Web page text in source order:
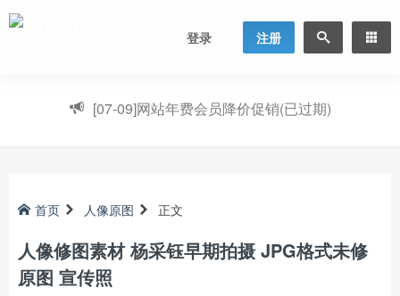
登录 注册
首页 人像原图 正文
人像修图素材 杨采钰早期拍摄 JPG格式未修
原图 宣传照